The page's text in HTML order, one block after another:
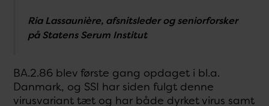
Ria Lassaunière, afsnitsleder og seniorforsker
på Statens Serum Institut
BA.2.86 blev første gang opdaget i bl.a.
Danmark, og SSI har siden fulgt denne
virusvariant tæt og har både dyrket virus samt